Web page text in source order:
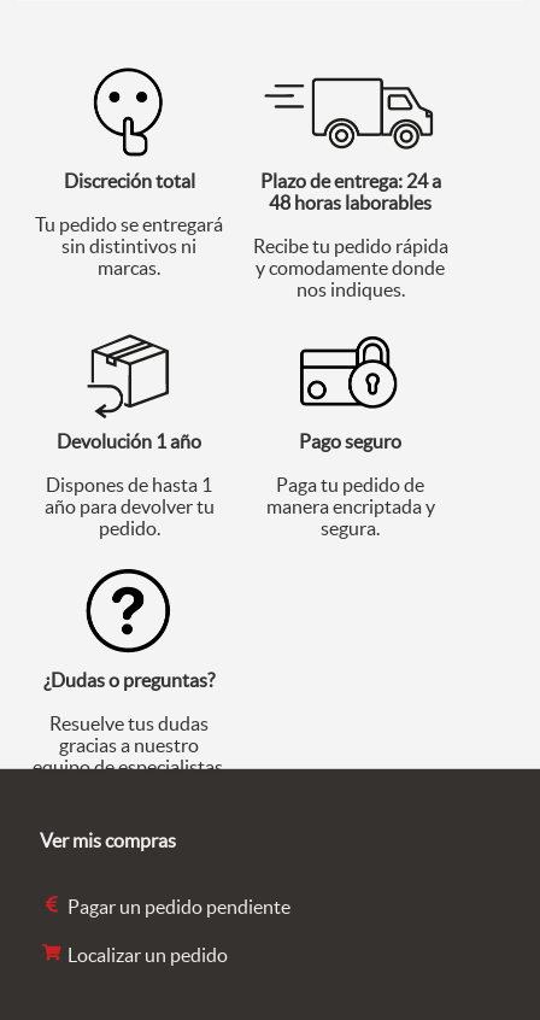
Discreción total
Tu pedido se entregará
sin distintivos ni
marcas.
Plazo de entrega: 24 a
48 horas laborables
Recibe tu pedido rápida
y comodamente donde
nos indiques.
Devolución 1 año
Dispones de hasta 1
año para devolver tu
pedido.
Pago seguro
Paga tu pedido de
manera encriptada y
segura.
¿Dudas o preguntas?
Resuelve tus dudas
gracias a nuestro
equipo de especialistas.
Ver mis compras
Pagar un pedido pendiente
Localizar un pedido